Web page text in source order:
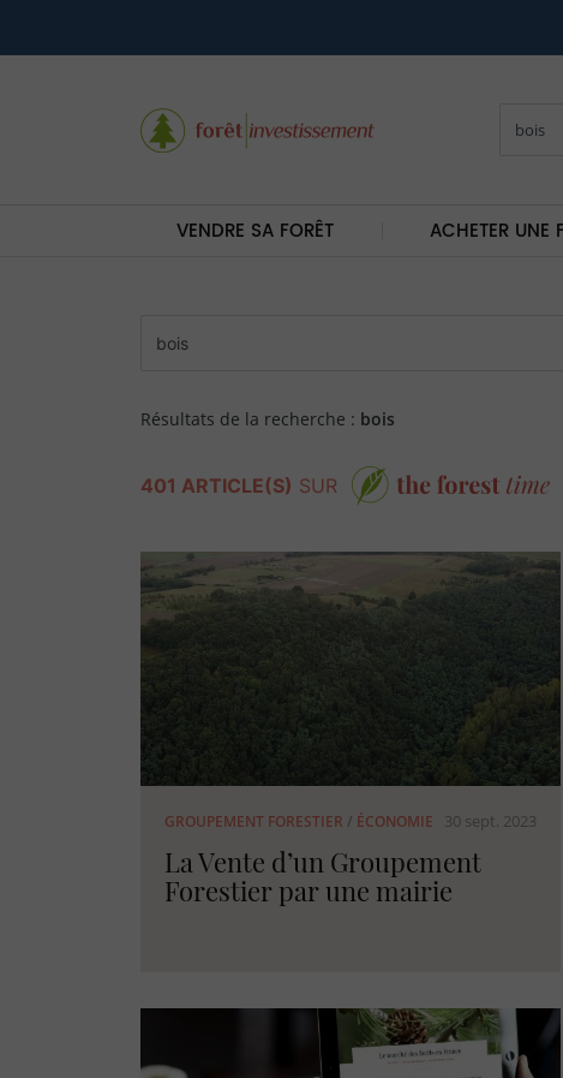
VENDRE SA FORÊT ACHETER UNE
Résultats de la recherche : bois
401 ARTICLE(S) SUR
GROUPEMENT FORESTIER / ÉCONOMIE 30 sept. 2023
La Vente d’un Groupement
Forestier par une mairie